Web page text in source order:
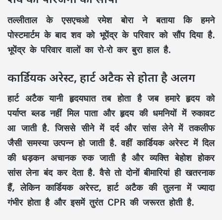
तल्लीताल के एसएचओ रमेश बोरा ने बताया कि हमने
पोस्टमार्टम के बाद शव को भूपेंद्र के परिवार को सौंप दिया है.
भूपेंद्र के परिवार वालों का रो-रो कर बुरा हाल है.
कार्डियक अरेस्ट, हार्ट अटैक से होता है अलग
हार्ट अटैक यानी हृदयघात तब होता है जब हमारे हृदय को
पर्याप्त ब्लड नहीं मिल पाता और हृदय की धमनियों में रुकावट
आ जाती है. जिससे सीने में दर्द और सांस लेने में तकलीफ
जैसी समस्या उत्पन्न हो जाती है. वहीं कार्डियक अरेस्ट में दिल
की धड़कन अचानक रुक जाती है और व्यक्ति बेहोश होकर
सांस लेना बंद कर देता है. वैसे तो दोनों बीमारियां ही खतरनाक
हैं, लेकिन कार्डियक अरेस्ट, हार्ट अटैक की तुलना में ज्यादा
गंभीर होता है और इसमें तुरंत CPR की जरूरत होती है.